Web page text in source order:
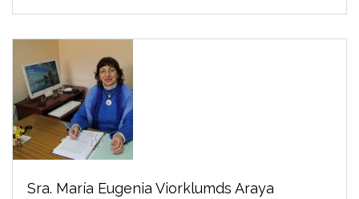
Sra. María Eugenia Viorklumds Araya